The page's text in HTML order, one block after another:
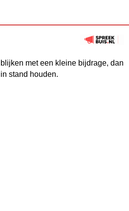
met een kleine bijdrage, dan
stand houden.